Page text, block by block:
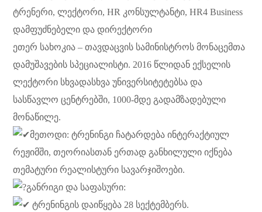
ტრენერი, ლექტორი, HR კონსულტანტი, HR4 Business
დამფუძნებელი და დირექტორი
ეთერ სახოკია – თავდაცვის სამინისტროს მონაცემთა
დამუშავების სპეციალისტი. 2016 წლიდან ექსელის
ლექტორი სხვადასხვა უნივერსიტეტებსა და
სასწავლო ცენტრებში, 1000-მდე გადამზადებული
მონაწილე.
მეთოდი: ტრენინგი ჩატარდება ინტერაქტიულ
რეჟიმში, თეორიასთან ერთად განხილული იქნება
თემატური რეალისტური სავარჯიშოები.
განრიგი და საფასური:
ტრენინგის დაიწყება 28 სექტემბერს.